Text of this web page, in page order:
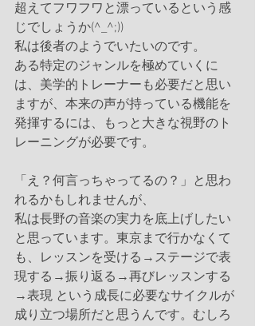
超えてフワフワと漂っているという感
じでしょうか(^_^;))
私は後者のようでいたいのです。
ある特定のジャンルを極めていくに
は、美学的トレーナーも必要だと思い
ますが、本来の声が持っている機能を
発揮するには、もっと大きな視野のト
レーニングが必要です。
「え？何言っちゃってるの？」と思わ
れるかもしれませんが、
私は長野の音楽の実力を底上げしたい
と思っています。東京まで行かなくて
も、レッスンを受ける→ステージで表
現する→振り返る→再びレッスンする
→表現 という成長に必要なサイクルが
成り立つ場所だと思うんです。むしろ